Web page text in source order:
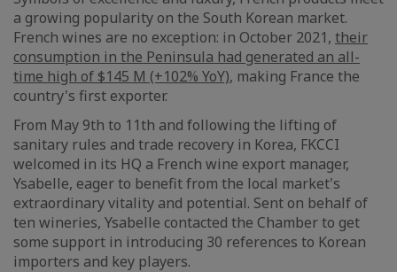
a growing popularity on the South Korean market.
French wines are no exception: in October 2021, their
consumption in the Peninsula had generated an all-
time high of $145 M (+102% YoY), making France the
country's first exporter.
From May 9th to 11th and following the lifting of
sanitary rules and trade recovery in Korea, FKCCI
welcomed in its HQ a French wine export manager,
Ysabelle, eager to benefit from the local market's
extraordinary vitality and potential. Sent on behalf of
ten wineries, Ysabelle contacted the Chamber to get
some support in introducing 30 references to Korean
importers and key players.